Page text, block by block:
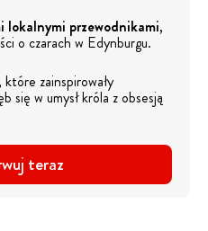
lokalnymi przewodnikami,
o czarach w Edynburgu.
zainspirowały
się w umysł króla z obsesją
teraz